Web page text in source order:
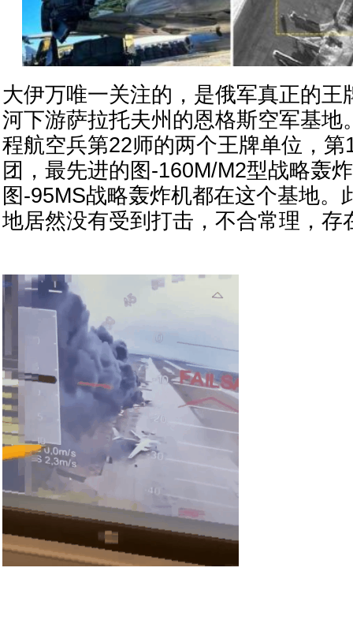
大伊万唯一关注的，是俄军真正的
河下游萨拉托夫州的恩格斯空军基地
程航空兵第22师的两个王牌单位，第
团，最先进的图-160M/M2型战略轰
图-95MS战略轰炸机都在这个基地。
地居然没有受到打击，不合常理，存